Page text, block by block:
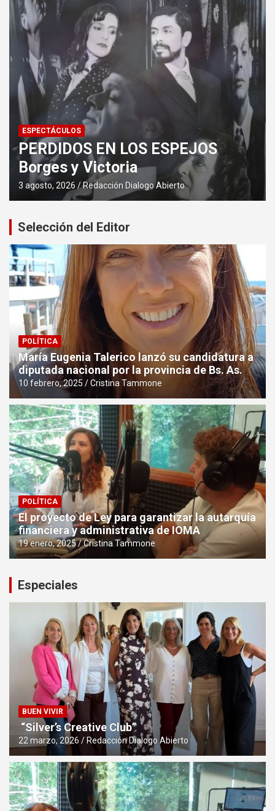
ESPECTÁCULOS
PERDIDOS EN LOS ESPEJOS
Borges y Victoria
3 agosto, 2026 Redacción Dialogo Abierto
Selección del Editor
POLÍTICA
María Eugenia Talerico lanzó su candidatura a
diputada nacional por la provincia de Bs. As.
10 febrero, 2025 Cristina Tammone
POLÍTICA
El proyecto de Ley para garantizar la autarquía
financiera y administrativa de IOMA
19 enero, 2025 Cristina Tammone
Especiales
BUEN VIVIR
“Silver’s Creative Club”
22 marzo, 2026 Redacción Dialogo Abierto